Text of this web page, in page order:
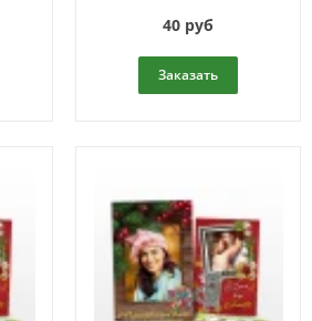
40 руб
Заказать